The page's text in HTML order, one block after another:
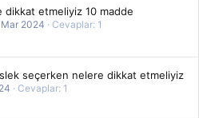
etmeliyiz 10 madde
2024
Cevaplar: 1
seçerken nelere dikkat etmeliyiz
Cevaplar: 1